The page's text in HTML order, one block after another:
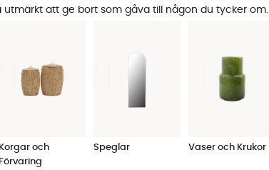
utmärkt att ge bort som gåva till någon du tycker om.
Korgar och
Förvaring
Speglar Vaser och Krukor